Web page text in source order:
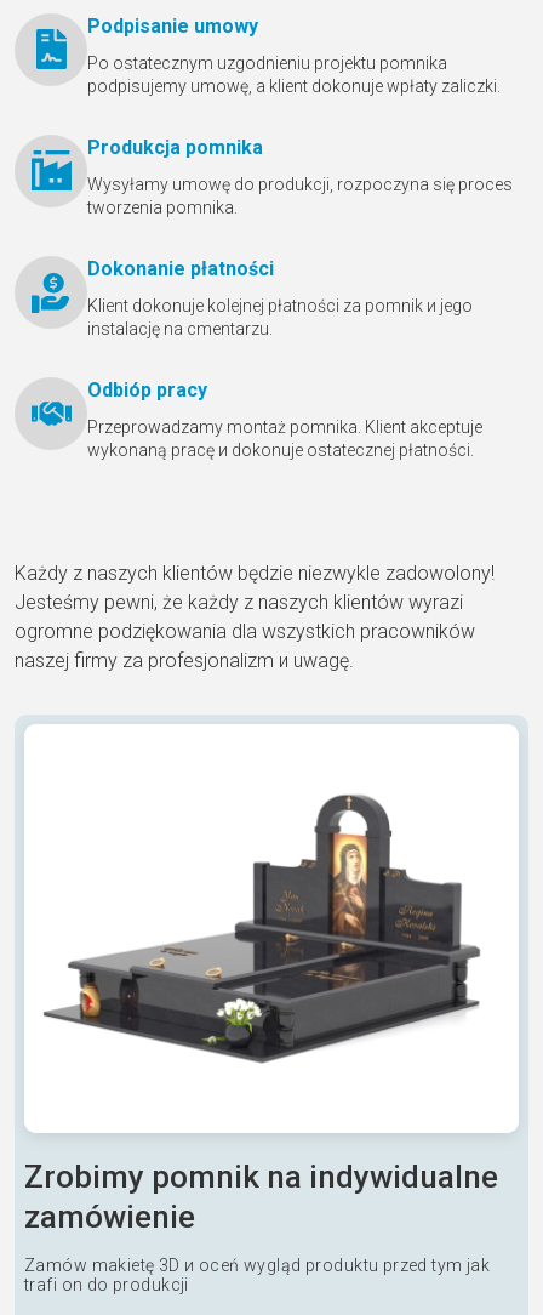
Podpisanie umowy
Po ostatecznym uzgodnieniu projektu pomnika
podpisujemy umowę, a klient dokonuje wpłaty zaliczki.
Produkcja pomnika
Wysyłamy umowę do produkcji, rozpoczyna się proces
tworzenia pomnika.
Dokonanie płatności
Klient dokonuje kolejnej płatności za pomnik и jego
instalację na cmentarzu.
Odbióр pracy
Przeprowadzamy montaż pomnika. Klient akceptuje
wykonaną pracę и dokonuje ostatecznej płatności.
Każdy z naszych klientów będzie niezwykle zadowolony!
Jesteśmy pewni, że każdy z naszych klientów wyrazi
ogromne podziękowania dla wszystkich pracowników
naszej firmy za profesjonalizm и uwagę.
Zrobimy pomnik na indywidualne
zamówienie
Zamów makietę 3D и oceń wygląd produktu przed tym jak
trafi on do produkcji